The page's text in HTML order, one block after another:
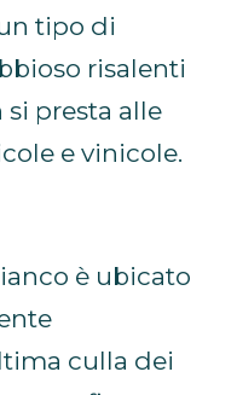
tipo di
risalenti
si presta alle
e vinicole.
è ubicato
culla dei